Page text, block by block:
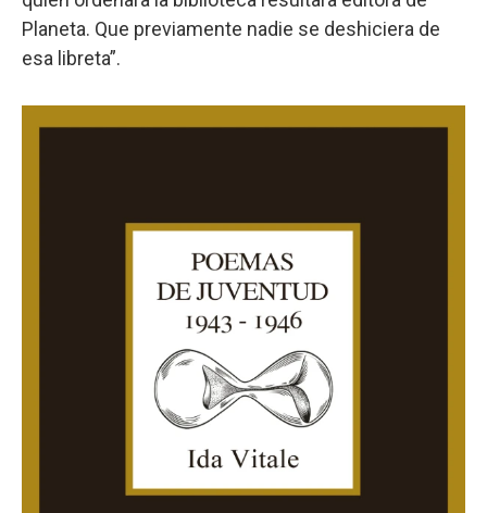
Planeta. Que previamente nadie se deshiciera de
esa libreta”.